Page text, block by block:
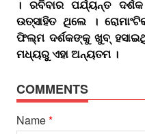
। ରବିବାର ପର୍ଯ୍ୟନ୍ତ
ଉତ୍ସାହିତ ଥିଲେ ।
ଫିଲ୍ମ ଦର୍ଶକଙ୍କୁ ଖୁବ୍‌
ମଧ୍ୟରୁ ଏହା ଅନ୍ୟତମ ।
COMMENTS
Name*